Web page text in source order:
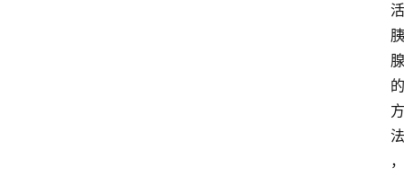
活
胰
腺
的
方
法
，